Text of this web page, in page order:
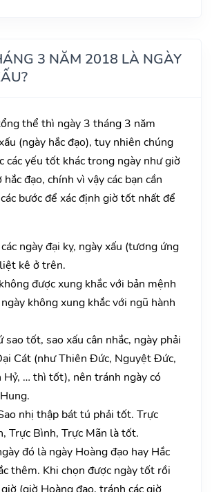
3 NĂM 2018 LÀ NGÀY
thể thì ngày 3 tháng 3 năm
(ngày hắc đạo), tuy nhiên chúng
các yếu tốt khác trong ngày như giờ
đạo, chính vì vậy các bạn cần
bước để xác định giờ tốt nhất để
ngày đại kỵ, ngày xấu (tương ứng
kê ở trên.
được xung khắc với bản mệnh
không xung khắc với ngũ hành
sao tốt, sao xấu cân nhắc, ngày phải
Cát (như Thiên Đức, Nguyệt Đức,
Hỷ, … thì tốt), nên tránh ngày có
nhị thập bát tú phải tốt. Trực
Trực Bình, Trực Mãn là tốt.
đó là ngày Hoàng đạo hay Hắc
thêm. Khi chọn được ngày tốt rồi